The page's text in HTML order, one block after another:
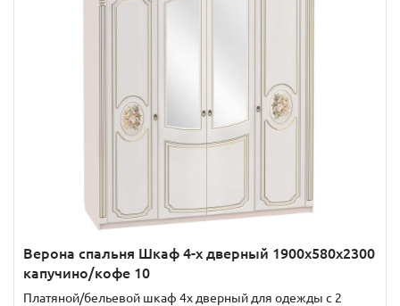
Верона спальня Шкаф 4-х дверный 1900x580x2300
капучино/кофе 10
Платяной/бельевой шкаф 4х дверный для одежды с 2